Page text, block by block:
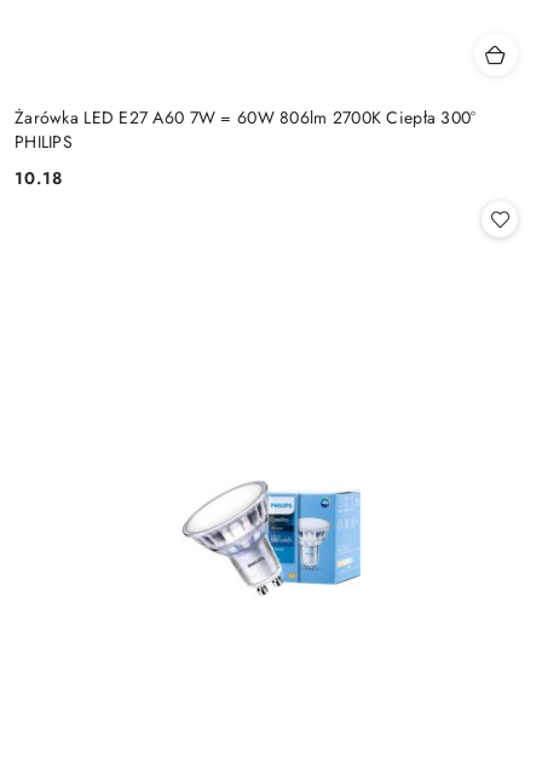
Żarówka LED E27 A60 7W = 60W 806lm 2700K Ciepła 300°
PHILIPS
Cena:
10.18